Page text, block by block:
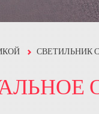
СВЕТИЛЬНИК